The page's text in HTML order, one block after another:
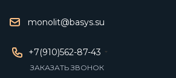
monolit@basys.su
+7(910)562-87-43
ЗАКАЗАТЬ ЗВОНОК